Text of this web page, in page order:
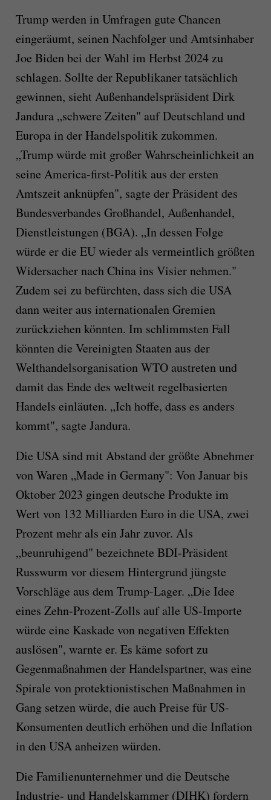
Trump werden in Umfragen gute Chancen
eingeräumt, seinen Nachfolger und Amtsinhaber
Joe Biden bei der Wahl im Herbst 2024 zu
schlagen. Sollte der Republikaner tatsächlich
gewinnen, sieht Außenhandelspräsident Dirk
Jandura „schwere Zeiten" auf Deutschland und
Europa in der Handelspolitik zukommen.
„Trump würde mit großer Wahrscheinlichkeit an
seine America-first-Politik aus der ersten
Amtszeit anknüpfen", sagte der Präsident des
Bundesverbandes Großhandel, Außenhandel,
Dienstleistungen (BGA). „In dessen Folge
würde er die EU wieder als vermeintlich größten
Widersacher nach China ins Visier nehmen."
Zudem sei zu befürchten, dass sich die USA
dann weiter aus internationalen Gremien
zurückziehen könnten. Im schlimmsten Fall
könnten die Vereinigten Staaten aus der
Welthandelsorganisation WTO austreten und
damit das Ende des weltweit regelbasierten
Handels einläuten. „Ich hoffe, dass es anders
kommt", sagte Jandura.
Die USA sind mit Abstand der größte Abnehmer
von Waren „Made in Germany": Von Januar bis
Oktober 2023 gingen deutsche Produkte im
Wert von 132 Milliarden Euro in die USA, zwei
Prozent mehr als ein Jahr zuvor. Als
„beunruhigend" bezeichnete BDI-Präsident
Russwurm vor diesem Hintergrund jüngste
Vorschläge aus dem Trump-Lager. „Die Idee
eines Zehn-Prozent-Zolls auf alle US-Importe
würde eine Kaskade von negativen Effekten
auslösen", warnte er. Es käme sofort zu
Gegenmaßnahmen der Handelspartner, was eine
Spirale von protektionistischen Maßnahmen in
Gang setzen würde, die auch Preise für US-
Konsumenten deutlich erhöhen und die Inflation
in den USA anheizen würden.
Die Familienunternehmer und die Deutsche
Industrie- und Handelskammer (DIHK) fordern